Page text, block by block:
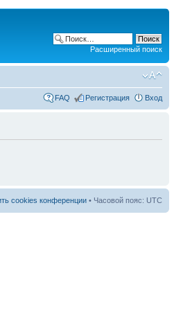
Расширенный поиск
FAQ Регистрация Вход
cookies конференции • Часовой пояс: UTC